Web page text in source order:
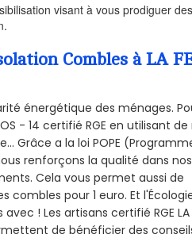
visant à vous prodiguer
Combles à LA
énergétique des ménages.
- 14 certifié RGE en utilisant
Grâce a la loi POPE
renforçons la qualité dans nos
Cela vous permet aussi de
combles pour 1 euro. Et
! Les artisans certifié RGE LA
de bénéficier des